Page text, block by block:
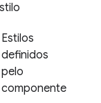
Estilos
definidos
pelo
componente